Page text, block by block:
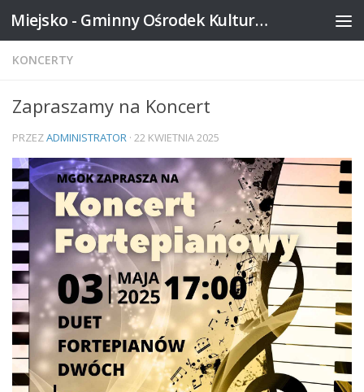
Skip to content Miejsko - Gminny Ośrodek Kultury w Mikstacie
KONCERTY
Zapraszamy na Koncert
PRZEZADMINISTRATOR · 22 KWIETNIA 2025